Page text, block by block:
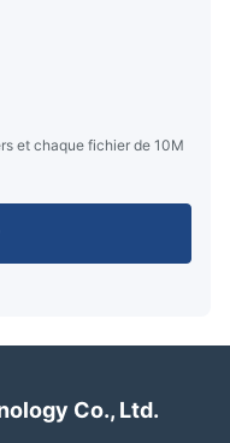
et chaque fichier de 10M
Co., Ltd.